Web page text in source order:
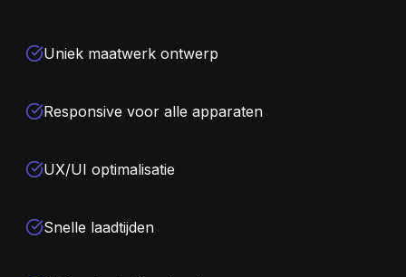
Uniek maatwerk ontwerp
Responsive voor alle apparaten
UX/UI optimalisatie
Snelle laadtijden